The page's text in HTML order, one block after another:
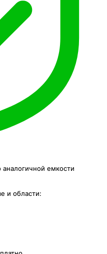
аналогичной емкости
и области: